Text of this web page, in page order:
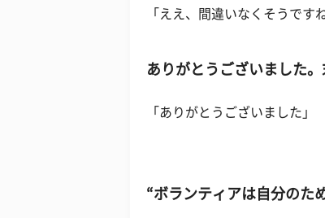
「ええ、間違いなくそうです
ありがとうございました。
「ありがとうございました」
“ボランティアは自分のた